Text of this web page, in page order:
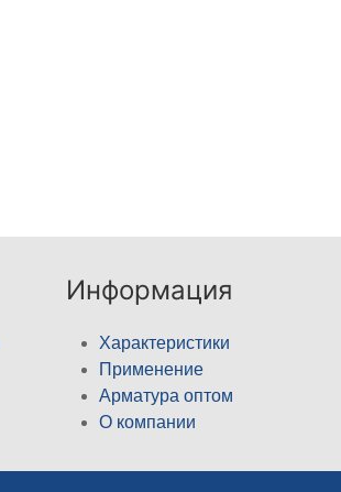
Информация
Характеристики
Применение
Арматура оптом
О компании